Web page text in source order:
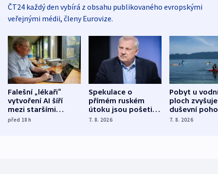
ČT24 každý den vybírá z obsahu publikovaného evropskými
veřejnými médii, členy Eurovize.
Falešní „lékaři“
vytvoření AI šíří
mezi staršími
Poláky nebezpečné
před 18h
Spekulace o
přímém ruském
útoku jsou pošetilé,
míní estonský
7. 8. 2026
Pobyt u
ploch zvyšuje
duševní
ukázala
7. 8. 2026